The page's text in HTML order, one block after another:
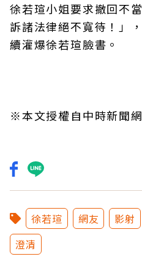
徐若瑄小姐要求撤回不
訴諸法律絕不寬待！」
續灌爆徐若瑄臉書。
※本文授權自中時新聞網
徐若瑄 網友 影射
澄清